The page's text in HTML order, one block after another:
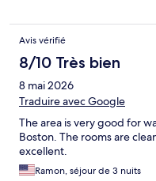
Avis vérifié
8/10 Très bien
8 mai 2026
Traduire avec Google
The area is very good for
Boston. The rooms are
excellent.
Ramon, séjour de 3 nuits